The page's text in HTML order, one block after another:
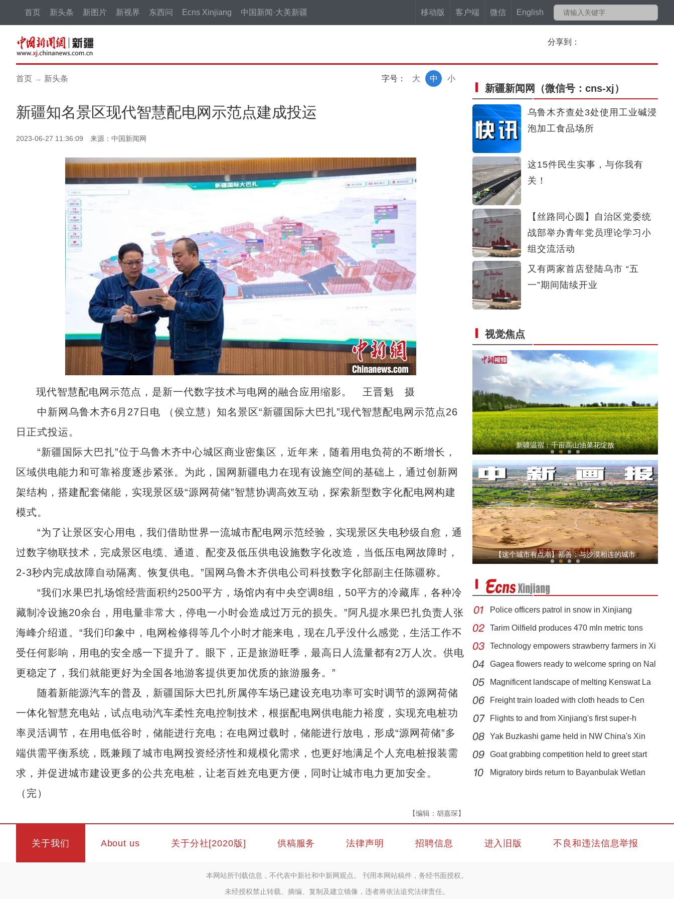
移动版 客户端 微信 English
首页 新头条 新图片 新视界 东西问 Ecns Xinjiang 中国新闻·大美新疆
分享到：
首页 → 新头条 字号： 小
中
大
新疆知名景区现代智慧配电网示范点建成投运
2023-06-27 11:36:09 来源：中国新闻网
现代智慧配电网示范点，是新一代数字技术与电网的融合应用缩影。 王晋魁 摄
中新网乌鲁木齐6月27日电 （侯立慧）知名景区“新疆国际大巴扎”现代智慧配电网示范点26
日正式投运。
“新疆国际大巴扎”位于乌鲁木齐中心城区商业密集区，近年来，随着用电负荷的不断增长，
区域供电能力和可靠裕度逐步紧张。为此，国网新疆电力在现有设施空间的基础上，通过创新网
架结构，搭建配套储能，实现景区级“源网荷储”智慧协调高效互动，探索新型数字化配电网构建
模式。
“为了让景区安心用电，我们借助世界一流城市配电网示范经验，实现景区失电秒级自愈，通
过数字物联技术，完成景区电缆、通道、配变及低压供电设施数字化改造，当低压电网故障时，
2-3秒内完成故障自动隔离、恢复供电。”国网乌鲁木齐供电公司科技数字化部副主任陈疆称。
“我们水果巴扎场馆经营面积约2500平方，场馆内有中央空调8组，50平方的冷藏库，各种冷
藏制冷设施20余台，用电量非常大，停电一小时会造成过万元的损失。”阿凡提水果巴扎负责人张
海峰介绍道。“我们印象中，电网检修得等几个小时才能来电，现在几乎没什么感觉，生活工作不
受任何影响，用电的安全感一下提升了。眼下，正是旅游旺季，最高日人流量都有2万人次。供电
更稳定了，我们就能更好为全国各地游客提供更加优质的旅游服务。”
随着新能源汽车的普及，新疆国际大巴扎所属停车场已建设充电功率可实时调节的源网荷储
一体化智慧充电站，试点电动汽车柔性充电控制技术，根据配电网供电能力裕度，实现充电桩功
率灵活调节，在用电低谷时，储能进行充电；在电网过载时，储能进行放电，形成“源网荷储”多
端供需平衡系统，既兼顾了城市电网投资经济性和规模化需求，也更好地满足个人充电桩报装需
求，并促进城市建设更多的公共充电桩，让老百姓充电更方便，同时让城市电力更加安全。
（完）
【编辑：胡嘉琛】
新疆新闻网 （微信号：cns-xj）
乌鲁木齐查处3处使用工业碱浸
泡加工食品场所
这15件民生实事，与你我有
关！
【丝路同心圆】自治区党委统
战部举办青年党员理论学习小
组交流活动
又有两家首店登陆乌市 “五
一”期间陆续开业
视觉焦点
新疆博斯腾湖开湖捕鱼
【新疆故事】树木年轮“翻译官”尚华明
新疆温宿：千亩高山油菜花绽放
实拍新疆沙漠湖泊黄家梁海子：碧波荡漾如江
【新疆故事】树木年轮“翻译官”尚华明
【这个城市有点潮】鄯善：与沙漠相连的城市
Police officers patrol in snow in Xinjiang
Tarim Oilfield produces 470 mln metric tons
Technology empowers strawberry farmers in Xi
Gagea flowers ready to welcome spring on Nal
Magnificent landscape of melting Kenswat La
Freight train loaded with cloth heads to Cen
Flights to and from Xinjiang's first super-h
Yak Buzkashi game held in NW China's Xin
Goat grabbing competition held to greet start
Migratory birds return to Bayanbulak Wetlan
关于我们 About us 关于分社[2020版] 供稿服务 法律声明 招聘信息 进入旧版 不良和违法信息举报
本网站所刊载信息，不代表中新社和中新网观点。 刊用本网站稿件，务经书面授权。
未经授权禁止转载、摘编、复制及建立镜像，违者将依法追究法律责任。